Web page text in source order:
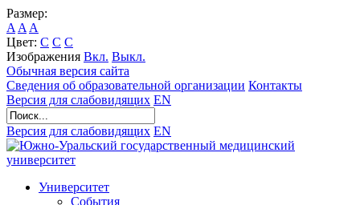
Размер:
A A A
Цвет: C C C
Изображения Вкл. Выкл.
Обычная версия сайта
Сведения об образовательной организации Контакты
Версия для слабовидящих EN
Версия для слабовидящих EN
Университет
События